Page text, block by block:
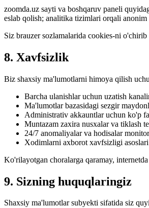
zoomda.uz sayti va boshqaruv paneli
eslab qolish; analitika tizimlari orqali
Siz brauzer sozlamalarida cookies-ni
8. Xavfsizlik
Biz shaxsiy ma'lumotlarni himoya qilish
Barcha ulanishlar uchun uzatish
Ma'lumotlar bazasidagi sezgir
Administrativ akkauntlar uchun ko'p
Muntazam zaxira nusxalar va tiklash
24/7 anomaliyalar va hodisalar
Xodimlarni axborot xavfsizligi
Ko'rilayotgan choralarga qaramay,
9. Sizning huquqlaringiz
Shaxsiy ma'lumotlar subyekti sifatida siz